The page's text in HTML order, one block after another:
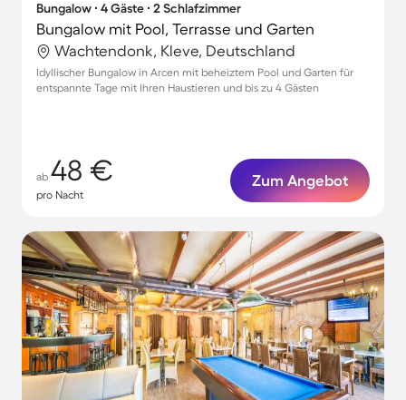
Bungalow ∙ 4 Gäste ∙ 2 Schlafzimmer
Bungalow mit Pool, Terrasse und Garten
Wachtendonk, Kleve, Deutschland
Idyllischer Bungalow in Arcen mit beheiztem Pool und Garten für
entspannte Tage mit Ihren Haustieren und bis zu 4 Gästen
ab 48 €
pro Nacht
Zum Angebot